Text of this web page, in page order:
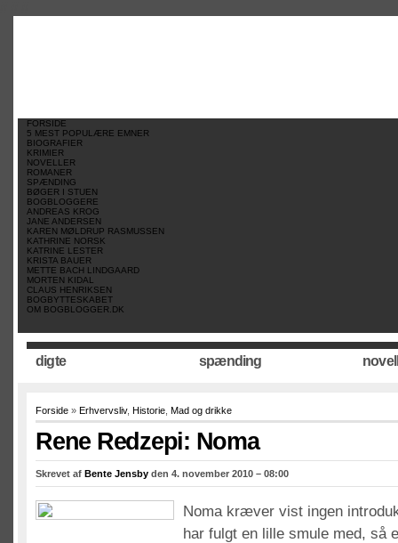
FORSIDE
5 MEST POPULÆRE EMNER
BIOGRAFIER
KRIMIER
NOVELLER
ROMANER
SPÆNDING
BØGER I STUEN
BOGBLOGGERE
ANDREAS KROG
JANE ANDERSEN
KAREN MØLDRUP RASMUSSEN
KATHRINE NORSK
KATRINE LESTER
KRISTA BAUER
METTE BACH LINDGAARD
MORTEN KIDAL
CLAUS HENRIKSEN
BOGBYTTESKABET
OM BOGBLOGGER.DK
digte spænding
Forside » Erhvervsliv, Historie Mad og drikke
Rene Redzepi: Noma
Skrevet af Bente Jensby den 4. november 2010 – 08:00
Noma kræver vist ingen
har fulgt en lille smule med, så